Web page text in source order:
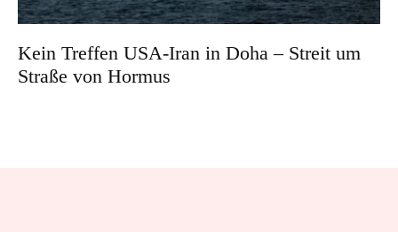
Kein Treffen USA-Iran in Doha – Streit um
Straße von Hormus